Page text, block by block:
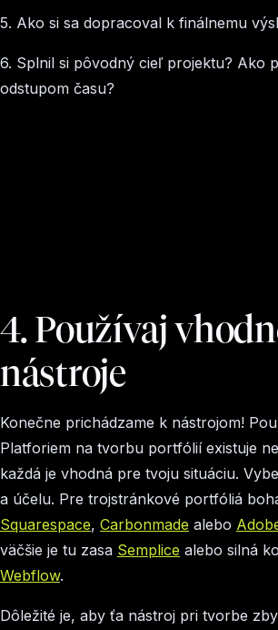
5. Ako si sa dopracoval k finálnemu
6. Splnil si pôvodný cieľ projektu? Ako
odstupom času?
4. Používaj
nástroje
Konečne prichádzame k nástrojom!
Platforiem na tvorbu portfólií existuje
každá je vhodná pre tvoju situáciu.
a účelu. Pre trojstránkové portfóliá
Squarespace, Carbonmade alebo
väčšie je tu zasa Semplice alebo silná
Webflow.
Dôležité je, aby ťa nástroj pri tvorbe